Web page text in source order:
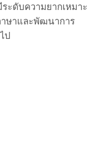
ะดับความยากเหมาะ
าษาและพัฒนาการ
ป